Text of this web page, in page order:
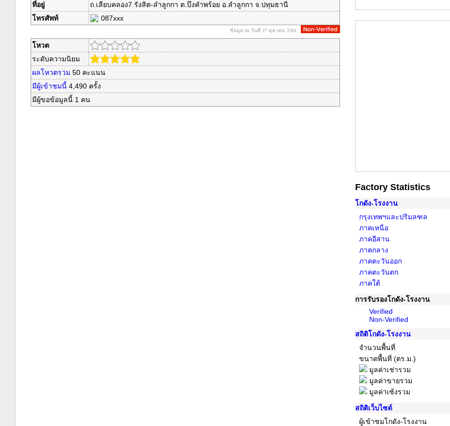
ที่อยู่
ถ.เลียบคลอง7 รังสิต-ลำลูกกา ต.บึงคำพร้อย อ.ลำลูกกา จ.ปทุมธานี
โทรศัพท์
087xxx
ข้อมูล ณ วันที่ 27 ตุลาคม 2561
โหวต
ระดับความนิยม
ผลโหวตรวม 50 คะแนน
มีผู้เข้าชมนี้ 4,490 ครั้ง
มีผู้ขอข้อมูลนี้ 1 คน
Factory Statistics
โกดัง-โรงงาน
กรุงเทพฯและปริมลฑล
ภาคเหนือ
ภาคอีสาน
ภาคกลาง
ภาคตะวันออก
ภาคตะวันตก
ภาคใต้
การรับรองโกดัง-โรงงาน
Verified
Non-Verified
สถิติโกดัง-โรงงาน
จำนวนพื้นที่
ขนาดพื้นที่ (ตร.ม.)
มูลค่าเช่ารวม
มูลค่าขายรวม
มูลค่าเซ้งรวม
สถิติเว็บไซต์
ผู้เข้าชมโกดัง-โรงงาน